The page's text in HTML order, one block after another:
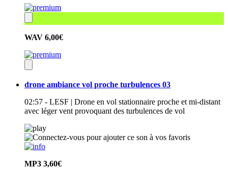
WAV 6,00€
drone ambiance vol proche turbulences 03
02:57 - LESF | Drone en vol stationnaire proche et mi-distant
avec léger vent provoquant des turbulences de vol
MP3 3,60€